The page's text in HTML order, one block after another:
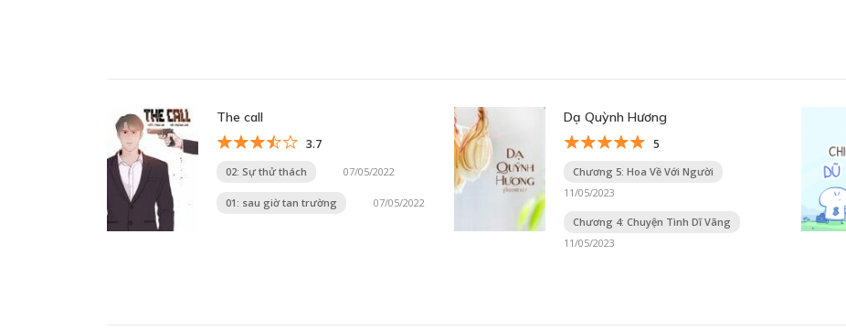
The call
3.7
02: Sự thử thách 07/05/2022
01: sau giờ tan trường 07/05/2022
Dạ Quỳnh Hương
5
Chương 5: Hoa Về Với Người
11/05/2023
Chương 4: Chuyện Tình Dĩ Vãng
11/05/2023